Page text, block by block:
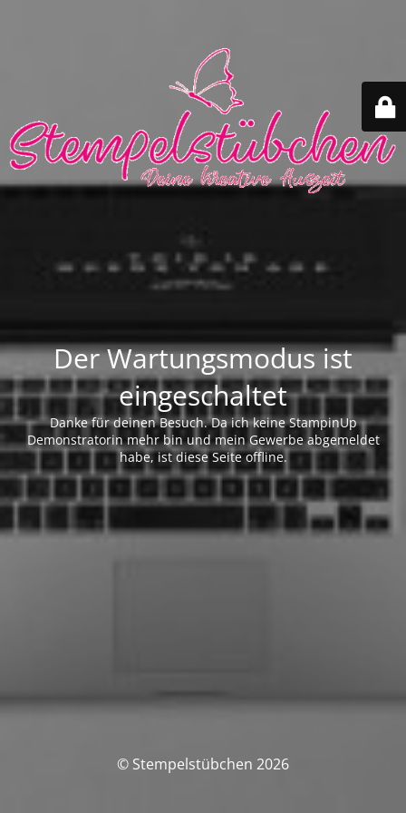
Der Wartungsmodus ist
eingeschaltet
Danke für deinen Besuch. Da ich keine StampinUp
Demonstratorin mehr bin und mein Gewerbe abgemeldet
habe, ist diese Seite offline.
© Stempelstübchen 2026